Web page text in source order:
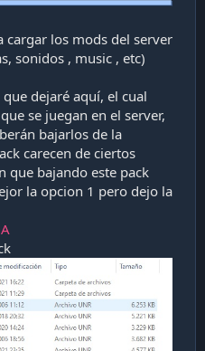
cargar los mods del server
sonidos , music , etc)
dejaré aquí, el cual
se juegan en el server,
bajarlos de la
carecen de ciertos
que bajando este pack
la opcion 1 pero dejo la